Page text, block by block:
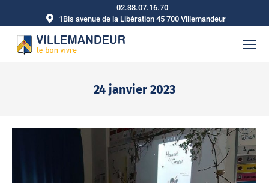
02.38.07.16.70
1Bis avenue de la Libération 45 700 Villemandeur
24 janvier 2023